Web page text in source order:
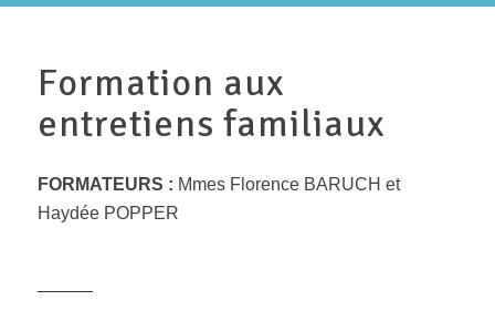
Formation aux
entretiens familiaux
FORMATEURS : Mmes Florence BARUCH et
Haydée POPPER